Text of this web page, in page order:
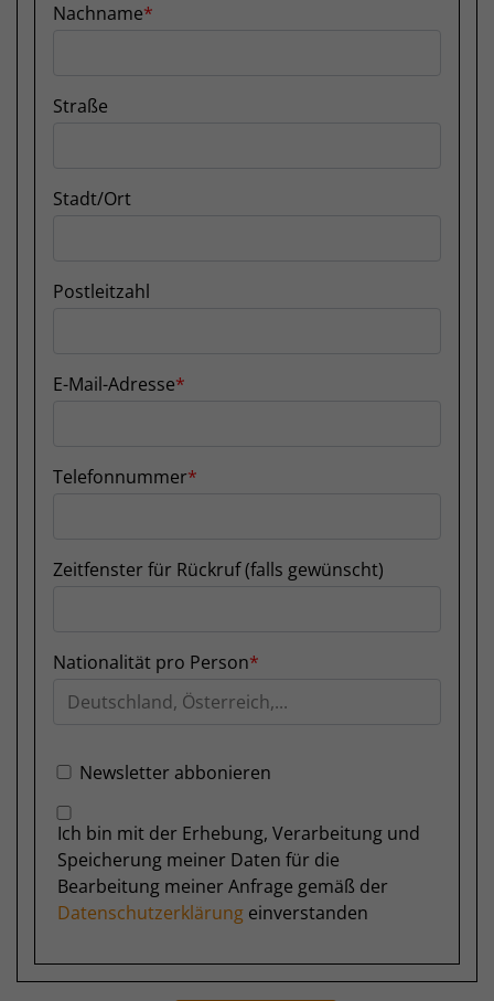
Nachname
Straße
Stadt/Ort
Postleitzahl
E-Mail-Adresse
Telefonnummer
Zeitfenster für Rückruf (falls gewünscht)
Nationalität pro Person
Newsletter abbonieren
Ich bin mit der Erhebung, Verarbeitung und
Speicherung meiner Daten für die
Bearbeitung meiner Anfrage gemäß der
Datenschutzerklärung einverstanden